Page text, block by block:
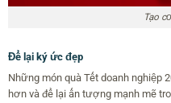
Tạo
Để lại ký ức đẹp
Những món quà Tết doanh
hơn và để lại ấn tượng mạnh mẽ